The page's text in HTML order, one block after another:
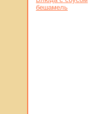
бешамель